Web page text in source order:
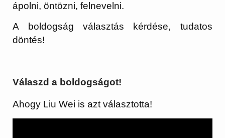
ápolni, öntözni, felnevelni.
A boldogság választás kérdése, tudatos
döntés!
Válaszd a boldogságot!
Ahogy Liu Wei is azt választotta!